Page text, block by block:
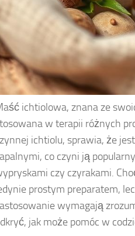
ichtiolowa, znana ze
w terapii różnych
ichtiolu, sprawia, że
co czyni ją
czy czyrakami.
prostym preparatem,
wymagają
jak może pomóc w